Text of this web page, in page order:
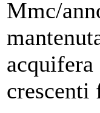
Mmc/
crescenti